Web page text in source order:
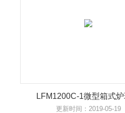
LFM1200C-1微型箱式
更新时间：2019-05-19